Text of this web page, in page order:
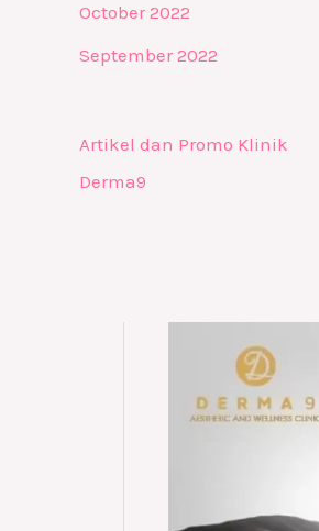
October 2022
September 2022
Artikel dan Promo Klinik
Derma9